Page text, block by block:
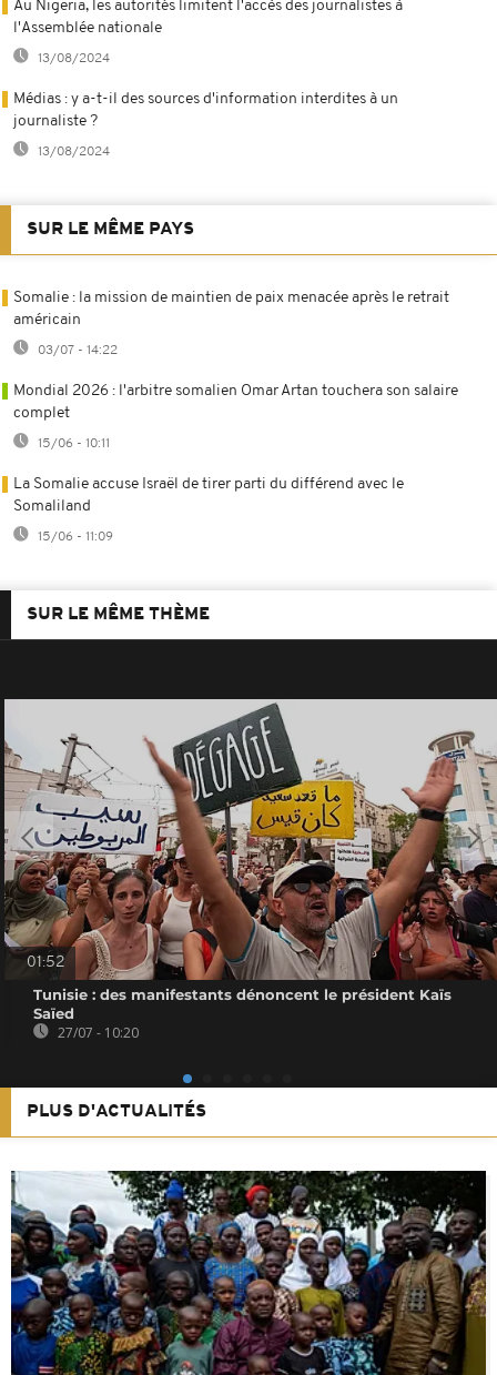
Au Nigeria, les autorités limitent l'accès des journalistes à
l'Assemblée nationale
13/08/2024
Médias : y a-t-il des sources d'information interdites à un
journaliste ?
13/08/2024
SUR LE MÊME PAYS
Somalie : la mission de maintien de paix menacée après le retrait
américain
03/07 - 14:22
Mondial 2026 : l'arbitre somalien Omar Artan touchera son salaire
complet
15/06 - 10:11
La Somalie accuse Israël de tirer parti du différend avec le
Somaliland
15/06 - 11:09
SUR LE MÊME THÈME
01:52
Tunisie : des manifestants dénoncent le président Kaïs
Saïed
27/07 - 10:20
PLUS D'ACTUALITÉS